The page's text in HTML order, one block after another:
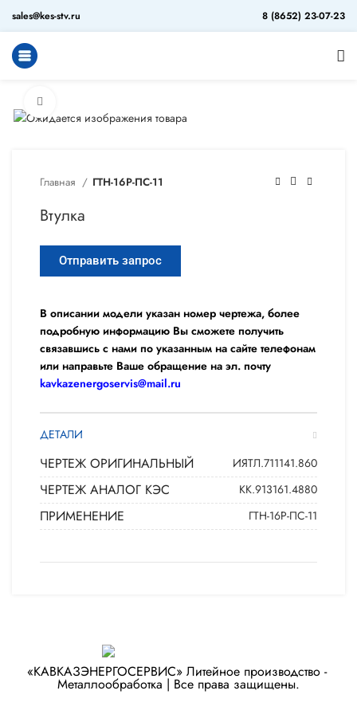
sales@kes-stv.ru 8 (8652) 23-07-23
Главная ГТН-16Р-ПС-11
Втулка
Отправить запрос
В описании модели указан номер чертежа, более
подробную информацию Вы сможете получить
связавшись с нами по указанным на сайте телефонам
или направьте Ваше обращение на эл. почту
kavkazenergoservis@mail.ru
ДЕТАЛИ
ЧЕРТЕЖ ОРИГИНАЛЬНЫЙ ИЯТЛ.711141.860
ЧЕРТЕЖ АНАЛОГ КЭС КК.913161.4880
ПРИМЕНЕНИЕ ГТН-16Р-ПС-11
«КАВКАЗЭНЕРГОСЕРВИС» ​Литейное производство - ​
Металлообработка | Все права защищены.